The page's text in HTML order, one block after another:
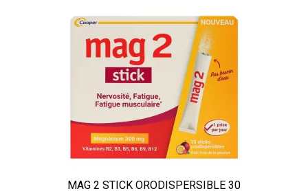
MAG 2 STICK ORODISPERSIBLE 30